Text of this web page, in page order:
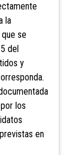
la
se
del
y
los
en